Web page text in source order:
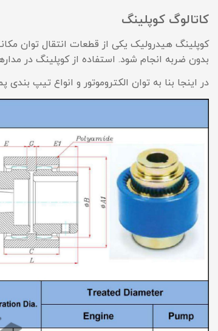
کاتالوگ کوپلینگ
کوپلینگ هیدرولیک یکی از قطعات انتقال توان
بدون ضربه انجام شود. استفاده از کوپلینگ
در اینجا بنا به توان الکتروموتور و انواع تیپ